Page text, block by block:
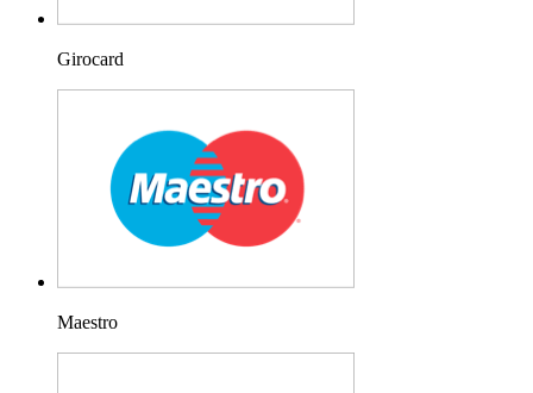
Girocard
Maestro